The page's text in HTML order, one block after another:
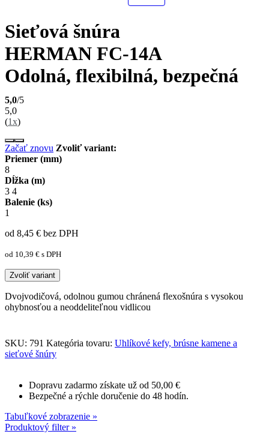
Sieťová šnúra
HERMAN FC-14A
Odolná, flexibilná, bezpečná
5,0/5
5,0
(1x)
Začať znovu Zvoliť variant:
Priemer (mm)
8
Dĺžka (m)
3 4
Balenie (ks)
1
od 8,45 € bez DPH
od 10,39 € s DPH
Zvoliť variant
Dvojvodičová, odolnou gumou chránená flexošnúra s vysokou
ohybnosťou a neoddeliteľnou vidlicou
SKU: 791 Kategória tovaru: Uhlíkové kefy, brúsne kamene a
sieťové šnúry
Dopravu zadarmo získate už od 50,00 €
Bezpečné a rýchle doručenie do 48 hodín.
Tabuľkové zobrazenie »
Produktový filter »